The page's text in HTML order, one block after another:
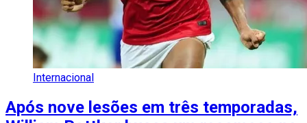
Internacional
Após nove lesões em três temporadas,